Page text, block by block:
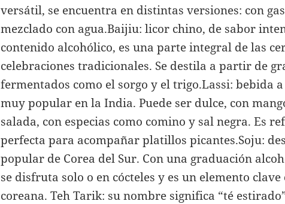
versátil, se encuentra en distintas versiones: con
mezclado con agua.Baijiu: licor chino, de sabor
contenido alcohólico, es una parte integral de las
celebraciones tradicionales. Se destila a partir de
fermentados como el sorgo y el trigo.Lassi: bebida
muy popular en la India. Puede ser dulce, con
salada, con especias como comino y sal negra. Es
perfecta para acompañar platillos picantes.Soju:
popular de Corea del Sur. Con una graduación
se disfruta solo o en cócteles y es un elemento
coreana. Teh Tarik: su nombre significa “té